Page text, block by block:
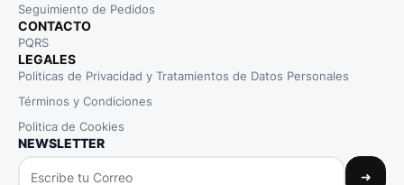
Seguimiento de Pedidos
CONTACTO
PQRS
LEGALES
Politicas de Privacidad y Tratamientos de Datos Personales
Términos y Condiciones
Politica de Cookies
NEWSLETTER
➜